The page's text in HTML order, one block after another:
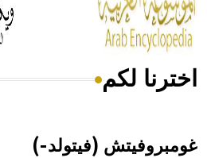
أجود أنواعه، ويمتاز بكبر الحجم
هل تعلم أن الأبسيد كلمة فرنسية
اخترنا لكم
غومبروفيتش (فيتولد-)